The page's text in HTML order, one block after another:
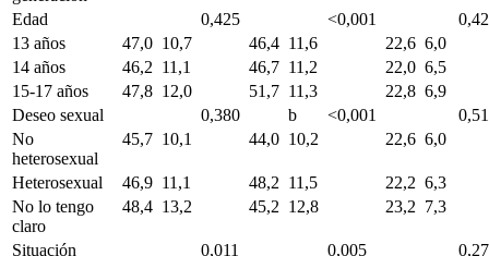
Edad 0,425 <0,001
13 años
47,0 10,7 46,4 11,6 22,6 6,0
14 años
46,2 11,1 46,7 11,2 22,0 6,5
15-17 años
47,8 12,0 51,7 11,3 22,8 6,9
Deseo sexual
0,380 b <0,001
No
heterosexual
45,7 10,1 44,0 10,2 22,6 6,0
Heterosexual 46,9 11,1 48,2 11,5 22,2 6,3
No lo tengo
claro
48,4 13,2 45,2 12,8 23,2 7,3
Situación
0,011 0,005